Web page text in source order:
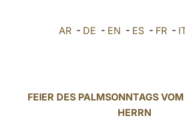
AR - DE - EN - ES - FR -
FEIER DES PALMSONNTAGS
HERRN